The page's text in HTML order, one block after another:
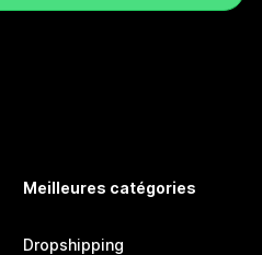
Meilleures catégories
Dropshipping